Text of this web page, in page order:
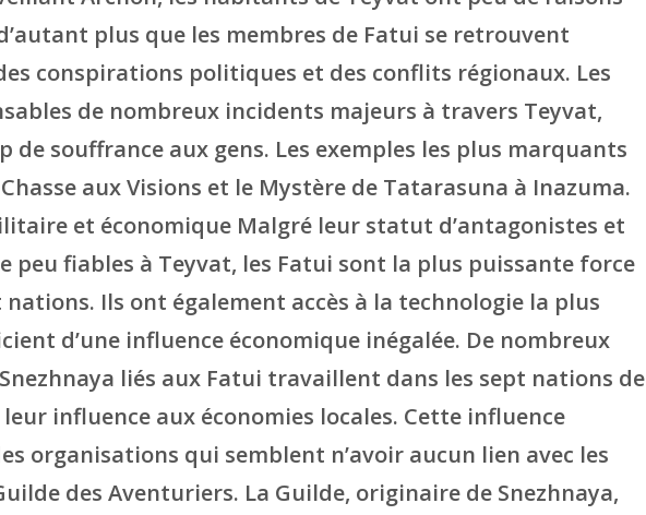
plus que les membres de Fatui se retrouvent
conspirations politiques et des conflits régionaux. Les
de nombreux incidents majeurs à travers Teyvat,
de souffrance aux gens. Les exemples les plus marquants
aux Visions et le Mystère de Tatarasuna à Inazuma.
et économique Malgré leur statut d’antagonistes et
peu fiables à Teyvat, les Fatui sont la plus puissante force
Ils ont également accès à la technologie la plus
d’une influence économique inégalée. De nombreux
liés aux Fatui travaillent dans les sept nations de
influence aux économies locales. Cette influence
organisations qui semblent n’avoir aucun lien avec les
des Aventuriers. La Guilde, originaire de Snezhnaya,